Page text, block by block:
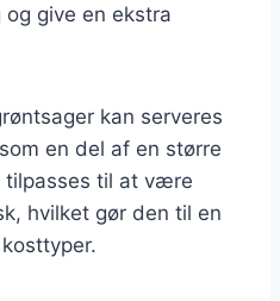
give en ekstra
kan serveres
en del af en større
tilpasses til at være
hvilket gør den til en